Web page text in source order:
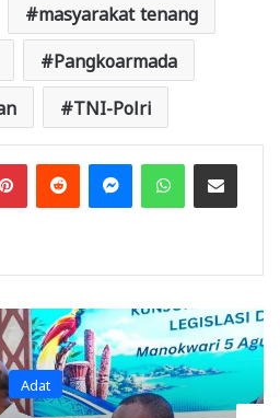
masyarakat tenang
Pangkoarmada
TNI-Polri
PinterestReddit MessengerWhatsAppShare via Email
Adat